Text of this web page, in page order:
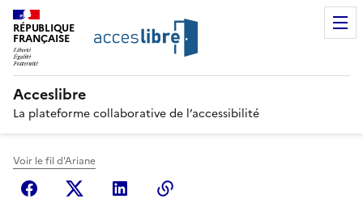
RÉPUBLIQUE
FRANÇAISE
Acceslibre
La plateforme collaborative de l’accessibilité
Voir le fil d'Ariane
FacebookX (anciennement Twitter)
Linkedin